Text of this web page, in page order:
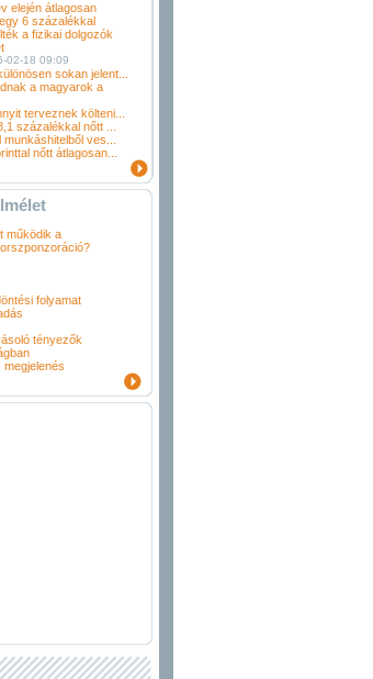
elején átlagosan
6 százalékkal
a fizikai dolgozók
02-18 09:09
sokan jelent...
a magyarok a
terveznek költeni...
százalékkal nőtt ...
munkáshitelből ves...
nőtt átlagosan...
működik a
folyamat
tényezők
megjelenés